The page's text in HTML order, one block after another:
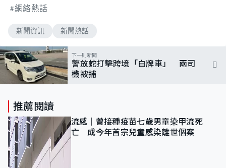
網絡熱話
新聞資訊 新聞熱話
下一則新聞
警放蛇打擊跨境「白牌車」 兩司
機被捕
推薦閱讀
流感｜曾接種疫苗七歲男童染甲流死
亡 成今年首宗兒童感染離世個案